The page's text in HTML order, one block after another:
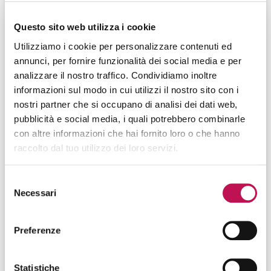
Questo sito web utilizza i cookie
Utilizziamo i cookie per personalizzare contenuti ed
annunci, per fornire funzionalità dei social media e per
analizzare il nostro traffico. Condividiamo inoltre
informazioni sul modo in cui utilizzi il nostro sito con i
nostri partner che si occupano di analisi dei dati web,
pubblicità e social media, i quali potrebbero combinarle
con altre informazioni che hai fornito loro o che hanno
raccolto dal tuo utilizzo dei loro servizi.
delNecessari
Preferenze
Statistiche
autonomamente attraverso l’esperienza3.
MACHINE LEARNING SCIENTIST E
MACHINE LEARNING ENGINEER:
FORMAZIONE E SOFT SKILLS
Entrambe le figure devono possedere una profonda
conoscenza in ambito Machine Learning, un’ottima
conoscenza dei linguaggi di programmazione quali
Python ,Java,R,C++ ,C,JavaScript, Scala ,Julia, una
laurea STEM con specializzazione in ambito informatico,
Per via della forte dipendenza che le caratterizza, queste
possedere buone
, doti intuitive